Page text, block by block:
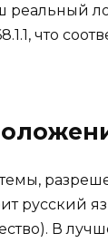
реальный
что
русский
В